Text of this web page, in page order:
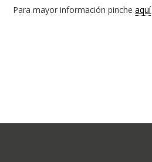
Para mayor información pincheaquí